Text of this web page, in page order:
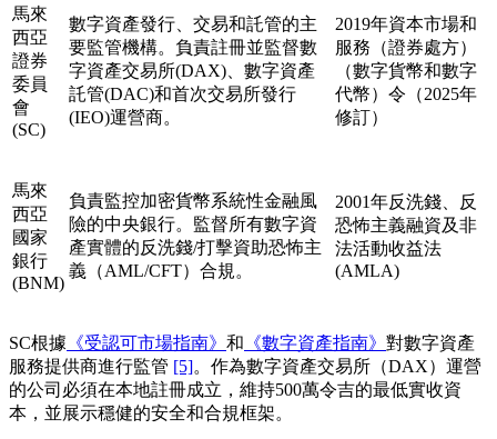
馬來
西亞
證券
委員
會
(SC)
數字資產發行、交易和託管的主
要監管機構。負責註冊並監督數
字資產交易所(DAX)、數字資產
託管(DAC)和首次交易所發行
(IEO)運營商。
2019年資本市場和
服務（證券處方）
（數字貨幣和數字
代幣）令（2025年
修訂）
馬來
西亞
國家
銀行
(BNM)
負責監控加密貨幣系統性金融風
險的中央銀行。監督所有數字資
產實體的反洗錢/打擊資助恐怖主
義（AML/CFT）合規。
2001年反洗錢、反
恐怖主義融資及非
法活動收益法
(AMLA)
SC根據 《受認可市場指南》 和 《數字資產指南》 對數字資產
服務提供商進行監管 [5]。作為數字資產交易所（DAX）運營
的公司必須在本地註冊成立，維持500萬令吉的最低實收資
本，並展示穩健的安全和合規框架。